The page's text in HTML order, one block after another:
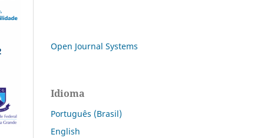
Open Journal Systems
Idioma
Português (Brasil)
English